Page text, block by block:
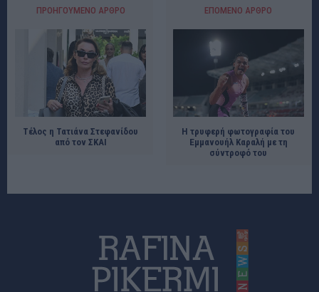
ΠΡΟΗΓΟΎΜΕΝΟ ΆΡΘΡΟ
Τέλος η Τατιάνα Στεφανίδου
από τον ΣΚΑΙ
ΕΠΌΜΕΝΟ ΆΡΘΡΟ
Η τρυφερή φωτογραφία του
Εμμανουήλ Καραλή με τη
σύντροφό του